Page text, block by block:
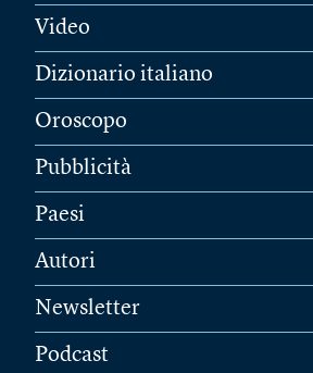
Video
Dizionario italiano
Oroscopo
Pubblicità
Paesi
Autori
Newsletter
Podcast